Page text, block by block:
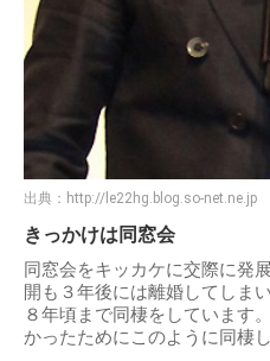
出典： http://le22hg.blog.so-net.ne.jp
きっかけは同窓会
同窓会をキッカケに交際に発
開も３年後には離婚してしま
８年頃まで同棲をしています
かったためにこのように同棲